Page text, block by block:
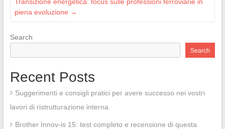
piena evoluzione →
Search
Search
Recent Posts
Suggerimenti e consigli pratici per avere successo nei vostri
lavori di ristrutturazione interna
Brother Innov-is 15: test completo e recensione di questa